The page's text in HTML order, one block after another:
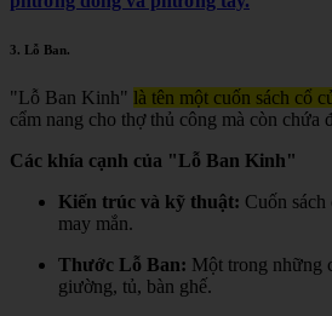
3. Lỗ Ban.
"Lỗ Ban Kinh" là tên một cuốn sách cổ
cẩm nang cho thợ thủ công mà còn
Các khía cạnh của "Lỗ Ban Kinh"
Kiến trúc và kỹ thuật: Cuốn
may mắn.
Thước Lỗ Ban: Một trong những
giường, tủ, bàn ghế.